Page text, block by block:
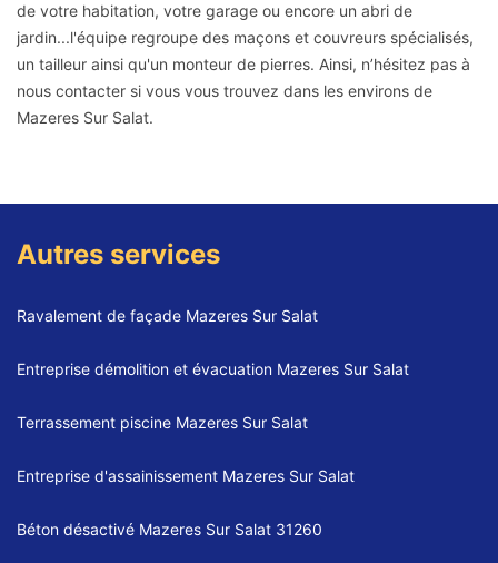
de votre habitation, votre garage ou encore un abri de
jardin...l'équipe regroupe des maçons et couvreurs spécialisés,
un tailleur ainsi qu'un monteur de pierres. Ainsi, n’hésitez pas à
nous contacter si vous vous trouvez dans les environs de
Mazeres Sur Salat.
Autres services
Ravalement de façade Mazeres Sur Salat
Entreprise démolition et évacuation Mazeres Sur Salat
Terrassement piscine Mazeres Sur Salat
Entreprise d'assainissement Mazeres Sur Salat
Béton désactivé Mazeres Sur Salat 31260